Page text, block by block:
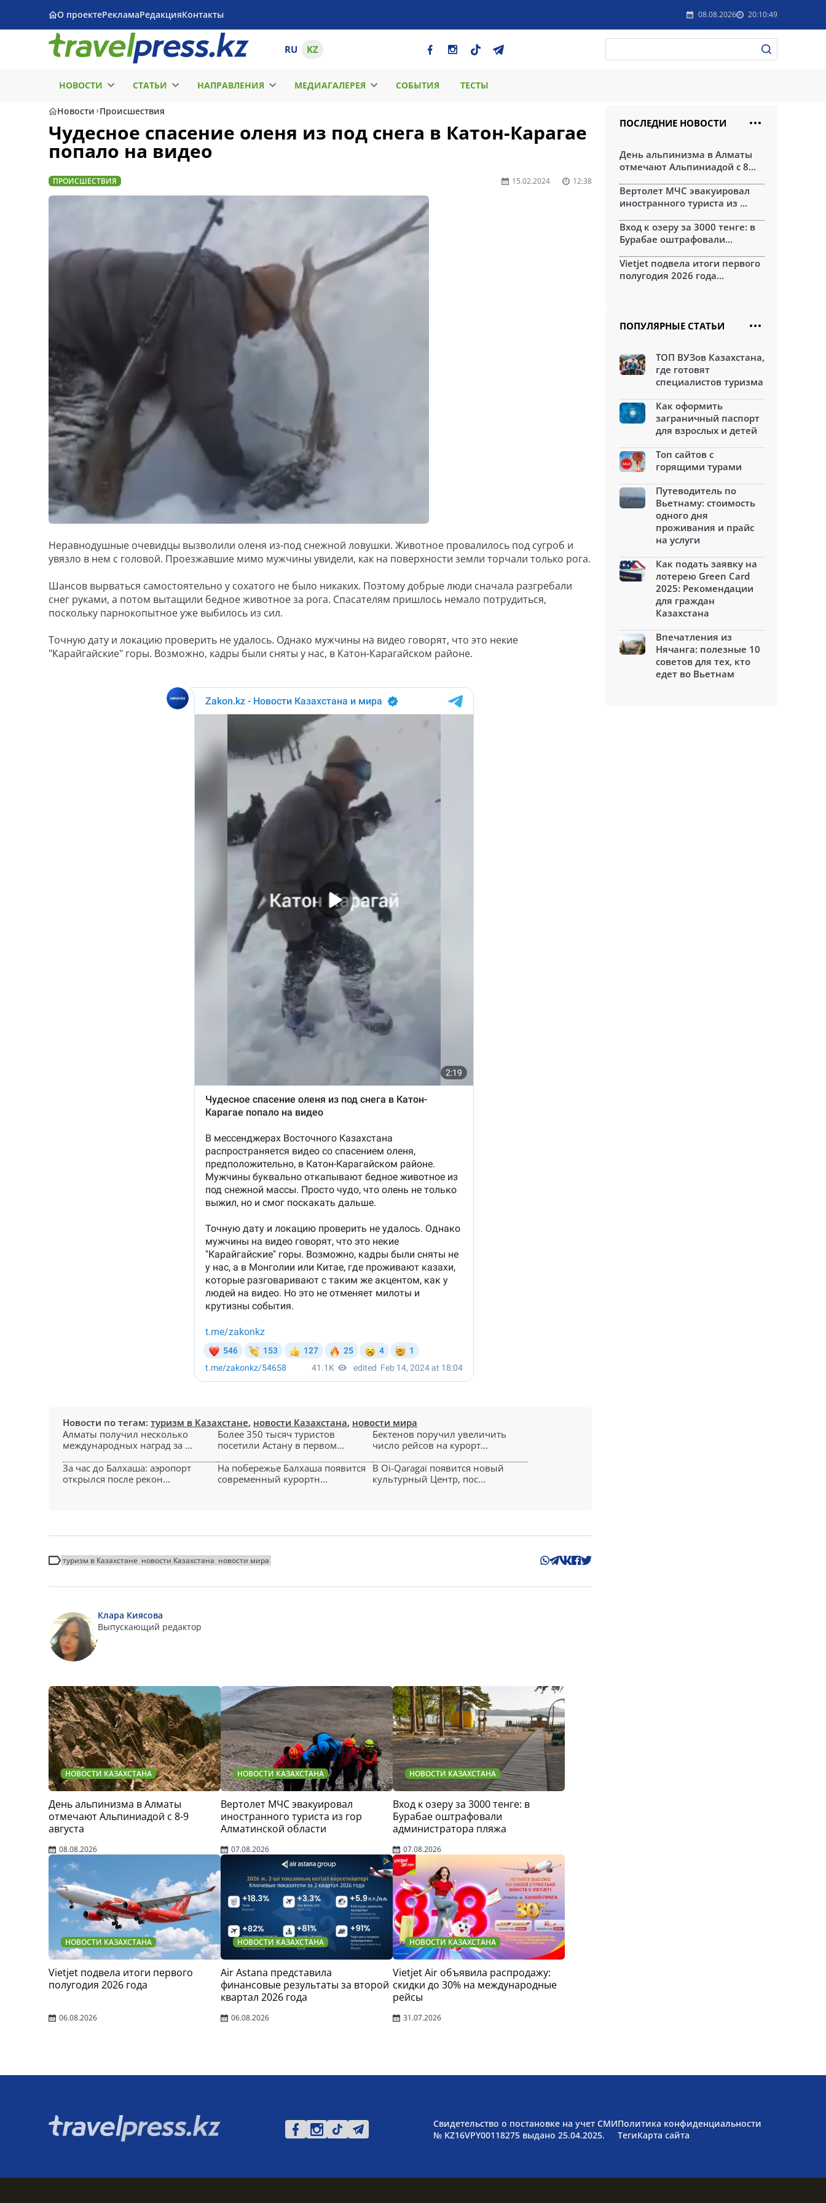
О проектеРекламаРедакцияКонтакты 08.08.2026 20:10:49
RU KZ
НОВОСТИ СТАТЬИ НАПРАВЛЕНИЯ МЕДИАГАЛЕРЕЯ СОБЫТИЯ ТЕСТЫ
Новости Происшествия
Чудесное спасение оленя из под снега в Катон-Карагае
попало на видео
ПРОИСШЕСТВИЯ 15.02.2024 12:38
Неравнодушные очевидцы вызволили оленя из-под снежной ловушки. Животное провалилось под сугроб и
увязло в нем с головой. Проезжавшие мимо мужчины увидели, как на поверхности земли торчали только рога.
Шансов вырваться самостоятельно у сохатого не было никаких. Поэтому добрые люди сначала разгребали
снег руками, а потом вытащили бедное животное за рога. Спасателям пришлось немало потрудиться,
поскольку парнокопытное уже выбилось из сил.
Точную дату и локацию проверить не удалось. Однако мужчины на видео говорят, что это некие
"Карайгайские" горы. Возможно, кадры были сняты у нас, в Катон-Карагайском районе.
Новости по тегам: туризм в Казахстане, новости Казахстана, новости мира
Алматы получил несколько
международных наград за ...
Более 350 тысяч туристов
посетили Астану в первом...
Бектенов поручил увеличить
число рейсов на курорт...
За час до Балхаша: аэропорт
открылся после рекон...
На побережье Балхаша появится
современный курортн...
В Oi-Qaragai появится новый
культурный Центр, пос...
туризм в Казахстане новости Казахстана новости мира
Клара Киясова
Выпускающий редактор
НОВОСТИ КАЗАХСТАНА
День альпинизма в Алматы
отмечают Альпиниадой с 8-9
августа
08.08.2026
НОВОСТИ КАЗАХСТАНА
Вертолет МЧС эвакуировал
иностранного туриста из гор
Алматинской области
07.08.2026
НОВОСТИ КАЗАХСТАНА
Вход к озеру за 3000 тенге: в
Бурабае оштрафовали
администратора пляжа
07.08.2026
НОВОСТИ КАЗАХСТАНА
Vietjet подвела итоги первого
полугодия 2026 года
06.08.2026
НОВОСТИ КАЗАХСТАНА
Air Astana представила
финансовые результаты за второй
квартал 2026 года
06.08.2026
НОВОСТИ КАЗАХСТАНА
Vietjet Air объявила распродажу:
скидки до 30% на международные
рейсы
31.07.2026
ПОСЛЕДНИЕ НОВОСТИ
День альпинизма в Алматы
отмечают Альпиниадой с 8...
Вертолет МЧС эвакуировал
иностранного туриста из ...
Вход к озеру за 3000 тенге: в
Бурабае оштрафовали...
Vietjet подвела итоги первого
полугодия 2026 года...
ПОПУЛЯРНЫЕ СТАТЬИ
ТОП ВУЗов Казахстана,
где готовят
специалистов туризма
Как оформить
заграничный паспорт
для взрослых и детей
Топ сайтов с
горящими турами
Путеводитель по
Вьетнаму: стоимость
одного дня
проживания и прайс
на услуги
Как подать заявку на
лотерею Green Card
2025: Рекомендации
для граждан
Казахстана
Впечатления из
Нячанга: полезные 10
советов для тех, кто
едет во Вьетнам
Свидетельство о постановке на учет СМИ
№ KZ16VPY00118275 выдано 25.04.2025.
Политика конфиденциальности
ТегиКарта сайта